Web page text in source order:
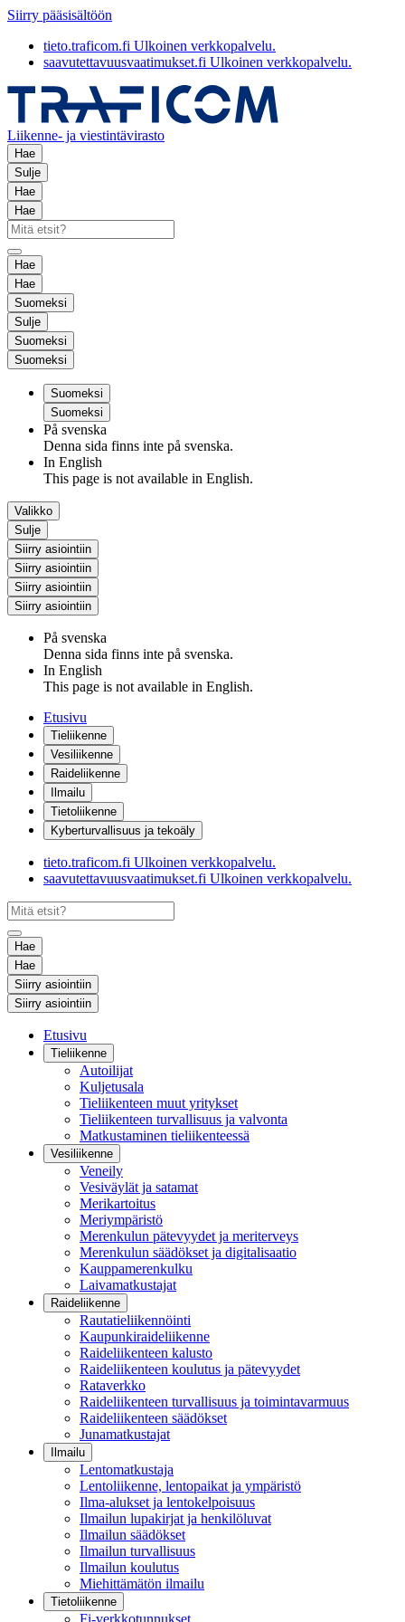
Siirry pääsisältöön
tieto.traficom.fi Ulkoinen verkkopalvelu.
saavutettavuusvaatimukset.fi Ulkoinen verkkopalvelu.
Liikenne- ja viestintävirasto
Hae
Sulje
Hae
Hae
Hae
Hae
Suomeksi
Sulje
Suomeksi
Suomeksi
Suomeksi
Suomeksi
På svenska
Denna sida finns inte på svenska.
In English
This page is not available in English.
Valikko
Sulje
Siirry asiointiin
Siirry asiointiin
Siirry asiointiin
Siirry asiointiin
På svenska
Denna sida finns inte på svenska.
In English
This page is not available in English.
Etusivu
Tieliikenne
Vesiliikenne
Raideliikenne
Ilmailu
Tietoliikenne
Kyberturvallisuus ja tekoäly
tieto.traficom.fi Ulkoinen verkkopalvelu.
saavutettavuusvaatimukset.fi Ulkoinen verkkopalvelu.
Hae
Hae
Siirry asiointiin
Siirry asiointiin
Etusivu
Tieliikenne
Autoilijat
Kuljetusala
Tieliikenteen muut yritykset
Tieliikenteen turvallisuus ja valvonta
Matkustaminen tieliikenteessä
Vesiliikenne
Veneily
Vesiväylät ja satamat
Merikartoitus
Meriympäristö
Merenkulun pätevyydet ja meriterveys
Merenkulun säädökset ja digitalisaatio
Kauppamerenkulku
Laivamatkustajat
Raideliikenne
Rautatieliikennöinti
Kaupunkiraideliikenne
Raideliikenteen kalusto
Raideliikenteen koulutus ja pätevyydet
Rataverkko
Raideliikenteen turvallisuus ja toimintavarmuus
Raideliikenteen säädökset
Junamatkustajat
Ilmailu
Lentomatkustaja
Lentoliikenne, lentopaikat ja ympäristö
Ilma-alukset ja lentokelpoisuus
Ilmailun lupakirjat ja henkilöluvat
Ilmailun säädökset
Ilmailun turvallisuus
Ilmailun koulutus
Miehittämätön ilmailu
Tietoliikenne
Fi-verkkotunnukset